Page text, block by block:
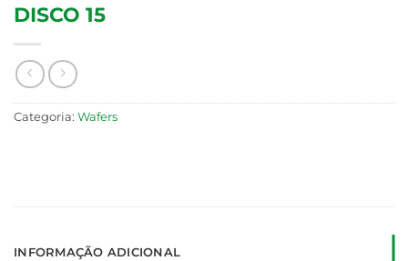
DISCO 15
Categoria: Wafers
INFORMAÇÃO ADICIONAL